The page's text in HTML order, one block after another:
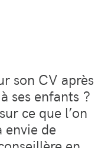
son CV après
ses enfants ?
ce que l’on
envie de